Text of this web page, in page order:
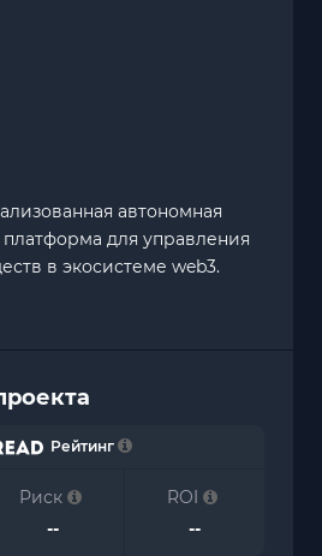
автономная
для управления
в экосистеме web3.
Рейтинг
Риск
--
ROI
--